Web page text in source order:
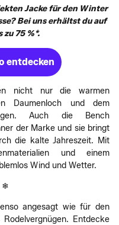
Jacke für den Winter
Bei uns erhältst du auf
zu 75 %*.
entdecken
nicht nur die warmen
Daumenloch und dem
Auch die Bench
der Marke und sie bringt
die kalte Jahreszeit. Mit
und einem
Wind und Wetter.
❄
angesagt wie für den
Entdecke